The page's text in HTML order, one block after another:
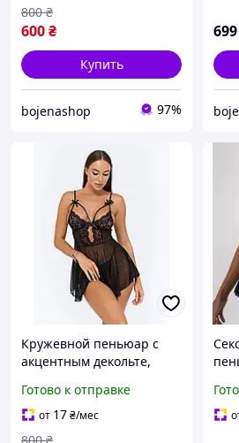
600₴
800 ₴
Купить
bojenashop 97%
699
Кружевной пеньюар с
акцентным декольте,
стрингами
Готово к отправке
от 17₴/мес